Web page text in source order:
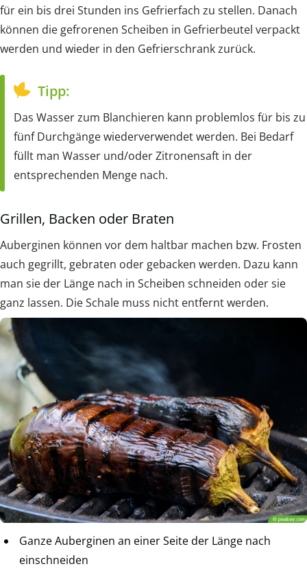
für ein bis drei Stunden ins Gefrierfach zu stellen. Danach
können die gefrorenen Scheiben in Gefrierbeutel verpackt
werden und wieder in den Gefrierschrank zurück.
Tipp:
Das Wasser zum Blanchieren kann problemlos für bis zu
fünf Durchgänge wiederverwendet werden. Bei Bedarf
füllt man Wasser und/oder Zitronensaft in der
entsprechenden Menge nach.
Grillen, Backen oder Braten
Auberginen können vor dem haltbar machen bzw. Frosten
auch gegrillt, gebraten oder gebacken werden. Dazu kann
man sie der Länge nach in Scheiben schneiden oder sie
ganz lassen. Die Schale muss nicht entfernt werden.
Ganze Auberginen an einer Seite der Länge nach
einschneiden